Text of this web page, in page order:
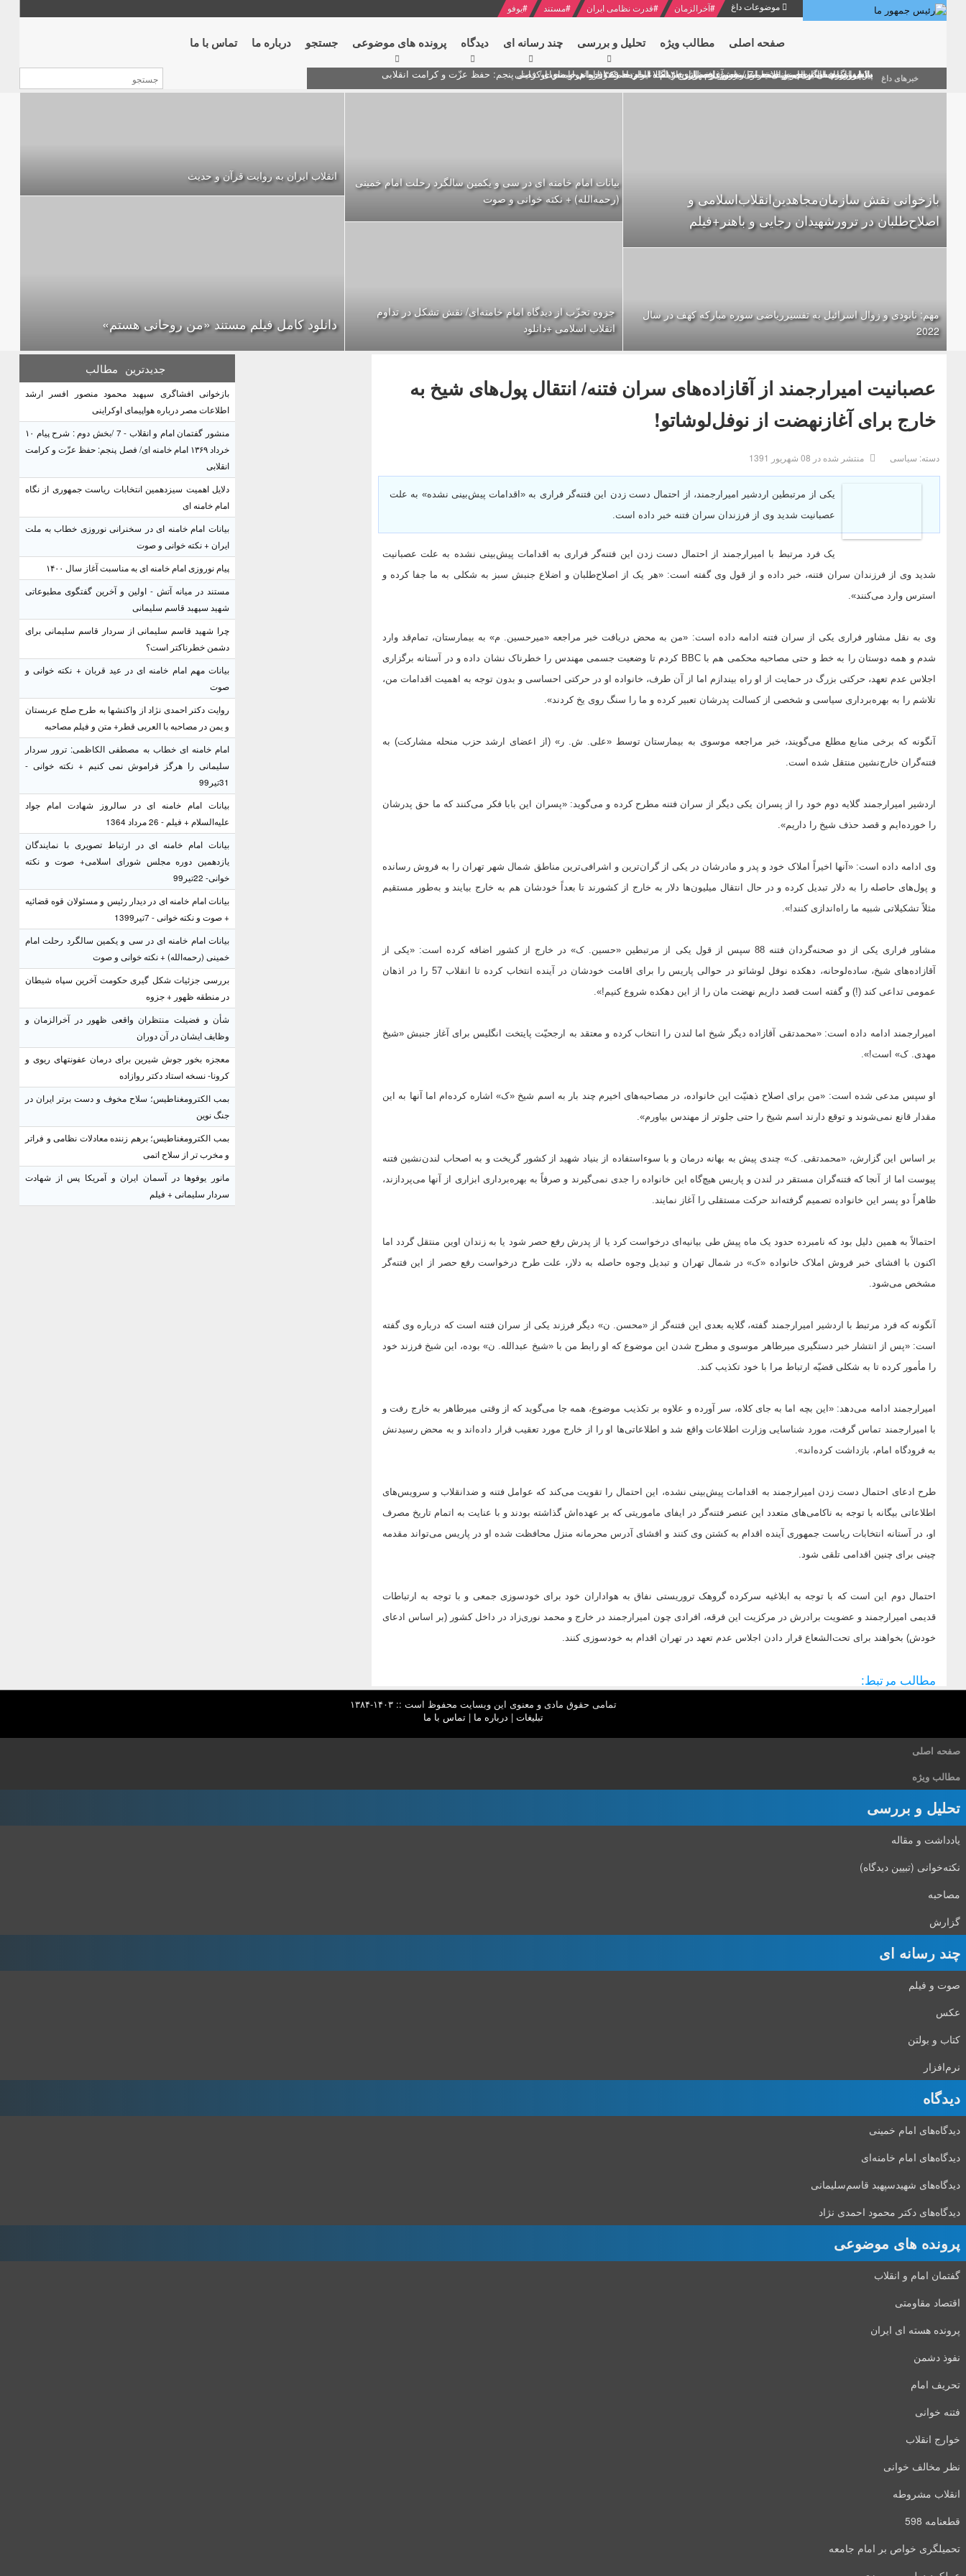
موضوعات داغ #آخرالزمان #قدرت نظامی ایران #مستند #یوفو
صفحه اصلی مطالب ویژه تحلیل و بررسی چند رسانه ای دیدگاه‌ پرونده های موضوعی جستجو درباره ما تماس با ما
خبرهای داغ منشور گفتمان امام و انقلاب - 7 /بخش دوم : شرح پیام ۱۰ خرداد ۱۳۶۹ امام خامنه ای/ فصل پنجم: حفظ عزّت و کرامت انقلابی
بازخوانی افشاگری سپهبد محمود منصور افسر ارشد اطلاعات مصر درباره هواپیمای اوکراینی
دلایل اهمیت سیزدهمین انتخابات ریاست جمهوری از نگاه امام خامنه ای
بیانات امام خامنه ای در سخنرانی نوروزی خطاب به ملت ایران + نکته خوانی و صوت
پیام نوروزی امام خامنه ای به مناسبت آغاز سال ۱۴۰۰
بازخوانی نقش سازمان‌مجاهدین‌انقلاب‌اسلامی و
اصلاح‌طلبان در ترورشهیدان رجایی و باهنر+فیلم
مهم: نابودی و زوال اسرائیل به تفسیرریاضی سوره مبارکه کهف در سال
2022
بیانات امام خامنه ای در سی و یکمین سالگرد رحلت امام خمینی
(رحمه‌الله) + نکته خوانی و صوت
جزوه تحزّب از دیدگاه امام خامنه‌ای/ نقش تشکل در تداوم
انقلاب اسلامی +دانلود
انقلاب ایران به روایت قرآن و حدیث
دانلود کامل فیلم مستند «من روحانی هستم»
عصبانیت امیرارجمند از آقازاده‌های سران فتنه/ انتقال پول‌های شیخ به
خارج برای آغازنهضت از نوفل‌لوشاتو!
دسته: سیاسی منتشر شده در 08 شهریور 1391
یکی از مرتبطین اردشیر امیرارجمند، از احتمال دست زدن این فتنه‌گر فراری به «اقدامات پیش‌بینی نشده» به علت
عصبانیت شدید وی از فرزندان سران فتنه خبر داده است.
یک فرد مرتبط با امیرارجمند از احتمال دست زدن این فتنه‌گر فراری به اقدامات پیش‌بینی نشده به علت عصبانیت
شدید وی از فرزندان سران فتنه، خبر داده و از قول وی گفته است: «هر یک از اصلاح‌طلبان و اضلاع جنبش سبز به شکلی به ما جفا کرده و
استرس وارد می‌کنند».
وی به نقل مشاور فراری یکی از سران فتنه ادامه داده است: «من به محض دریافت خبر مراجعه «میرحسین. م» به بیمارستان، تمام‌قد وارد
شدم و همه دوستان را به خط و حتی مصاحبه محکمی هم با BBC کردم تا وضعیت جسمی مهندس را خطرناک نشان داده و در آستانه برگزاری
اجلاس عدم تعهد، حرکتی بزرگ در حمایت از او راه بیندازم اما از آن طرف، خانواده او در حرکتی احساسی و بدون توجه به اهمیت اقدامات من،
تلاشم را به بهره‌برداری سیاسی و شخصی از کسالت پدرشان تعبیر کرده و ما را سنگ روی یخ کردند».
آنگونه که برخی منابع مطلع می‌گویند، خبر مراجعه موسوی به بیمارستان توسط «علی. ش. ر» (از اعضای ارشد حزب منحله مشارکت) به
فتنه‌گران خارج‌نشین منتقل شده است.
اردشیر امیرارجمند گلایه دوم خود را از پسران یکی دیگر از سران فتنه مطرح کرده و می‌گوید: «پسران این بابا فکر می‌کنند که ما حق پدرشان
را خورده‌ایم و قصد حذف شیخ را داریم».
وی ادامه داده است: «آنها اخیراً املاک خود و پدر و مادرشان در یکی از گران‌ترین و اشرافی‌ترین مناطق شمال شهر تهران را به فروش رسانده
و پول‌های حاصله را به دلار تبدیل کرده و در حال انتقال میلیون‌ها دلار به خارج از کشورند تا بعداً خودشان هم به خارج بیایند و به‌طور مستقیم
مثلاً تشکیلاتی شبیه ما راه‌اندازی کنند!».
مشاور فراری یکی از دو صحنه‌گردان فتنه 88 سپس از قول یکی از مرتبطین «حسین. ک» در خارج از کشور اضافه کرده است: «یکی از
آقازاده‌‌های شیخ، ساده‌لوحانه، دهکده نوفل ‌لوشاتو در حوالی پاریس را برای اقامت خودشان در آینده انتخاب کرده تا انقلاب 57 را در اذهان
عمومی تداعی کند (!) و گفته است قصد داریم نهضت مان را از این دهکده شروع کنیم!».
امیرارجمند ادامه داده است: «محمدتقی آقازاده دیگر شیخ اما لندن را انتخاب کرده و معتقد به ارجحیّت پایتخت انگلیس برای آغاز جنبش «شیخ
مهدی. ک» است!».
او سپس مدعی شده است: «من برای اصلاح ذهنیّت این خانواده، در مصاحبه‌های اخیرم چند بار به اسم شیخ «ک» اشاره کرده‌ام اما آنها به این
مقدار قانع نمی‌شوند و توقع دارند اسم شیخ را حتی جلوتر از مهندس بیاورم».
بر اساس این گزارش، «محمدتقی. ک» چندی پیش به بهانه درمان و با سوءاستفاده از بنیاد شهید از کشور گریخت و به اصحاب لندن‌نشین فتنه
پیوست اما از آنجا که فتنه‌گران مستقر در لندن و پاریس هیچ‌گاه این خانواده را جدی نمی‌گیرند و صرفاً به بهره‌برداری ابزاری از آنها می‌پردازند،
ظاهراً دو پسر این خانواده تصمیم گرفته‌اند حرکت مستقلی را آغاز نمایند.
احتمالاً به همین دلیل بود که نامبرده حدود یک ماه پیش طی بیانیه‌ای درخواست کرد یا از پدرش رفع حصر شود یا به زندان اوین منتقل گردد اما
اکنون با افشای خبر فروش املاک خانواده «ک» در شمال تهران و تبدیل وجوه حاصله به دلار، علت طرح درخواست رفع حصر از این فتنه‌گر
مشخص می‌شود.
آنگونه که فرد مرتبط با اردشیر امیرارجمند گفته، گلایه بعدی این فتنه‌گر از «محسن. ن» دیگر فرزند یکی از سران فتنه است که درباره وی گفته
است: «پس از انتشار خبر دستگیری میرطاهر موسوی و مطرح شدن این موضوع که او رابط من با «شیخ عبدالله. ن» بوده، این شیخ فرزند خود
را مأمور کرده تا به شکلی قضیّه ارتباط مرا با خود تکذیب کند.
امیرارجمند ادامه می‌دهد: «این بچه اما به جای کلاه، سر آورده و علاوه بر تکذیب موضوع، همه جا می‌گوید که از وقتی میرطاهر به خارج رفت و
با امیرارجمند تماس گرفت، مورد شناسایی وزارت اطلاعات واقع شد و اطلاعاتی‌ها او را از خارج مورد تعقیب قرار داده‌اند و به محض رسیدنش
به فرودگاه امام، بازداشت کرده‌اند».
طرح ادعای احتمال دست زدن امیرارجمند به اقدامات پیش‌بینی نشده، این احتمال را تقویت می‌کند که عوامل فتنه و ضدانقلاب و سرویس‌های
اطلاعاتی بیگانه با توجه به ناکامی‌های متعدد این عنصر فتنه‌گر در ایفای ماموریتی که بر عهده‌اش گذاشته بودند و با عنایت به اتمام تاریخ مصرف
او، در آستانه انتخابات ریاست جمهوری آینده اقدام به کشتن وی کنند و افشای آدرس محرمانه منزل محافظت شده او در پاریس می‌تواند مقدمه
چینی برای چنین اقدامی تلقی شود.
احتمال دوم این است که با توجه به ابلاغیه سرکرده گروهک تروریستی نفاق به هواداران خود برای خودسوزی جمعی و با توجه به ارتباطات
قدیمی امیرارجمند و عضویت برادرش در مرکزیت این فرقه، افرادی چون امیرارجمند در خارج و محمد نوری‌زاد در داخل کشور (بر اساس ادعای
خودش) بخواهند برای تحت‌الشعاع قرار دادن اجلاس عدم تعهد در تهران اقدام به خودسوزی کنند.
مطالب مرتبط:
جدیدترین مطالب
بازخوانی افشاگری سپهبد محمود منصور افسر ارشد
اطلاعات مصر درباره هواپیمای اوکراینی
منشور گفتمان امام و انقلاب - 7 /بخش دوم : شرح پیام ۱۰
خرداد ۱۳۶۹ امام خامنه ای/ فصل پنجم: حفظ عزّت و کرامت
انقلابی
دلایل اهمیت سیزدهمین انتخابات ریاست جمهوری از نگاه
امام خامنه ای
بیانات امام خامنه ای در سخنرانی نوروزی خطاب به ملت
ایران + نکته خوانی و صوت
پیام نوروزی امام خامنه ای به مناسبت آغاز سال ۱۴۰۰
مستند در میانه آتش - اولین و آخرین گفتگوی مطبوعاتی
شهید سپهبد قاسم سلیمانی
چرا شهید قاسم سلیمانی از سردار قاسم سلیمانی برای
دشمن خطرناکتر است؟
بیانات مهم امام خامنه ای در عید قربان + نکته خوانی و
صوت
روایت دکتر احمدی نژاد از واکنشها به طرح صلح عربستان
و یمن در مصاحبه با العربی قطر+ متن و فیلم مصاحبه
امام خامنه ای خطاب به مصطفی الکاظمی: ترور سردار
سلیمانی را هرگز فراموش نمی کنیم + نکته خوانی -
31تیر99
بیانات امام خامنه ای در سالروز شهادت امام جواد
علیه‌السلام + فیلم - 26 مرداد 1364
بیانات امام خامنه ای در ارتباط تصویری با نمایندگان
یازدهمین دوره مجلس شورای اسلامی+ صوت و نکته
خوانی- 22تیر99
بیانات امام خامنه ای در دیدار رئیس و مسئولان قوه قضائیه
+ صوت و نکته خوانی - 7تیر1399
بیانات امام خامنه ای در سی و یکمین سالگرد رحلت امام
خمینی (رحمه‌الله) + نکته خوانی و صوت
بررسی جزئیات شکل گیری حکومت آخرین سپاه شیطان
در منطقه ظهور + جزوه
شأن و فضیلت منتظران واقعی ظهور در آخرالزمان و
وظایف ایشان در آن دوران
معجزه بخور جوش شیرین برای درمان عفونتهای ریوی و
کرونا- نسخه استاد دکتر روازاده
بمب الکترومغناطیس؛ سلاح مخوف و دست برتر ایران در
جنگ نوین
بمب الکترومغناطیس؛ برهم زننده معادلات نظامی و فراتر
و مخرب تر از سلاح اتمی
مانور یوفوها در آسمان ایران و آمریکا پس از شهادت
سردار سلیمانی + فیلم
تمامی حقوق مادی و معنوی این وبسایت محفوظ است :: ۱۴۰۳-۱۳۸۴
تبلیغات | درباره ما |تماس با ما
صفحه اصلی
مطالب ویژه
تحلیل و بررسی
یادداشت و مقاله
نکته‌خوانی (تبیین دیدگاه)
مصاحبه
گزارش
چند رسانه ای
صوت و فیلم
عکس
کتاب و بولتن
نرم‌افزار
دیدگاه‌
دیدگاه‌های امام خمینی
دیدگاه‌های امام خامنه‌ای
دیدگاه‌های شهید‌سپهبد قاسم‌سلیمانی
دیدگاه‌های دکتر محمود احمدی نژاد
پرونده های موضوعی
گفتمان امام و انقلاب
اقتصاد مقاومتی
پرونده هسته ای ایران
نفوذ دشمن
تحریف امام
فتنه خوانی
خوارج انقلاب
نظر مخالف خوانی
انقلاب مشروطه
قطعنامه 598
تحمیلگری خواص بر امام جامعه